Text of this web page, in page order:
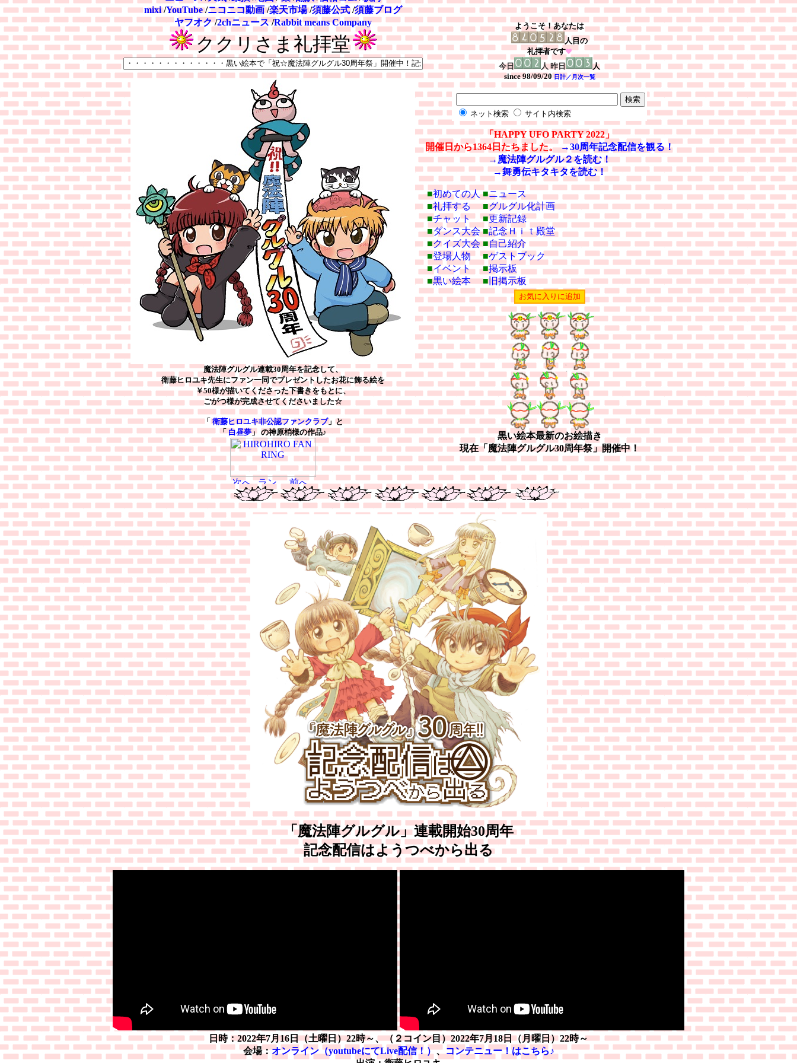
mixi/YouTube/ニコニコ動画/楽天市場/須藤公式/須藤ブログ
ヤフオク/2chニュース/Rabbit means Company
ククリさま礼拝堂
魔法陣グルグル連載30周年を記念して、
衛藤ヒロユキ先生にファン一同でプレゼントしたお花に飾る絵を
￥50様が描いてくださった下書きをもとに、
ごがつ様が完成させてくださいました☆
「衛藤ヒロユキ非公認ファンクラブ」と
「白昼夢」 の神原梢様の作品♪
ようこそ！あなたは
人目の
礼拝者です
今日
人 昨日
人
since 98/09/20 日計／月次一覧
ネット検索 サイト内検索
「HAPPY UFO PARTY 2022」
開催日から1364日たちました。→30周年記念配信を観る！
→魔法陣グルグル２を読む！
→舞勇伝キタキタを読む！
■初めての人
■礼拝する
■チャット
■ダンス大会
■クイズ大会
■登場人物
■イベント
■黒い絵本
■ニュース
■グルグル化計画
■更新記録
■記念Ｈｉｔ殿堂
■自己紹介
■ゲストブック
■掲示板
■旧掲示板
黒い絵本最新のお絵描き
現在「魔法陣グルグル30周年祭」開催中！
「魔法陣グルグル」連載開始30周年
記念配信はようつべから出る
日時：2022年7月16日（土曜日）22時～、（２コイン目）2022年7月18日（月曜日）22時～
会場：オンライン（youtubeにてLive配信！）、 コンテニュー！はこちら♪